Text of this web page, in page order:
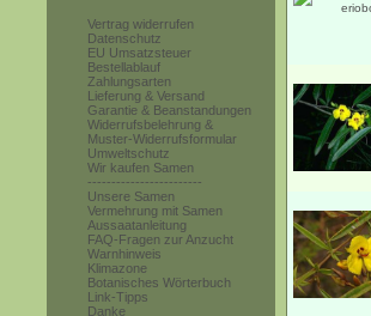
Vertrag widerrufen
Datenschutz
EU Umsatzsteuer
Bestellablauf
Zahlungsarten
Lieferung & Versand
Garantie & Beanstandungen
Widerrufsbelehrung &
Muster-Widerrufsformular
Umweltschutz
Wir kaufen Samen
------------------------
Unsere Samen
Vermehrung mit Samen
Aussaatanleitung
FAQ-Fragen zur Anzucht
Warnhinweis
Klimazone
Botanisches Wörterbuch
Link-Tipps
Danke